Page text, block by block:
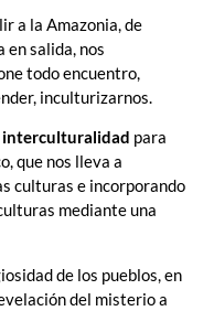
a la Amazonia, de
en salida, nos
todo encuentro,
inculturizarnos.
interculturalidad para
que nos lleva a
culturas e incorporando
mediante una
de los pueblos, en
del misterio a